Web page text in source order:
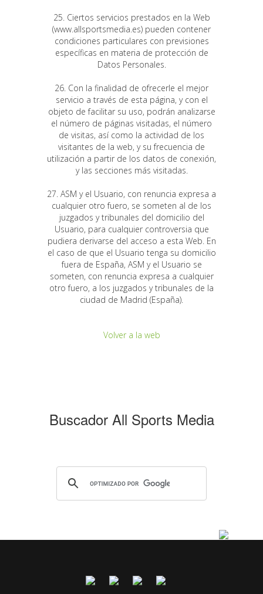
25. Ciertos servicios prestados en la Web
(www.allsportsmedia.es) pueden contener
condiciones particulares con previsiones
específicas en materia de protección de
Datos Personales.
26. Con la finalidad de ofrecerle el mejor
servicio a través de esta página, y con el
objeto de facilitar su uso, podrán analizarse
el número de páginas visitadas, el número
de visitas, así como la actividad de los
visitantes de la web, y su frecuencia de
utilización a partir de los datos de conexión,
y las secciones más visitadas.
27. ASM y el Usuario, con renuncia expresa a
cualquier otro fuero, se someten al de los
juzgados y tribunales del domicilio del
Usuario, para cualquier controversia que
pudiera derivarse del acceso a esta Web. En
el caso de que el Usuario tenga su domicilio
fuera de España, ASM y el Usuario se
someten, con renuncia expresa a cualquier
otro fuero, a los juzgados y tribunales de la
ciudad de Madrid (España).
Volver a la web
Buscador All Sports Media